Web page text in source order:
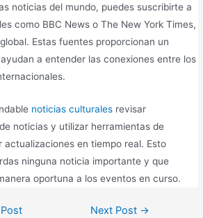
noticias del mundo, puedes suscribirte a
como BBC News o The New York Times,
Estas fuentes proporcionan un
a entender las conexiones entre los
noticias culturales revisar
noticias y utilizar herramientas de
en tiempo real. Esto
ninguna noticia importante y que
oportuna a los eventos en curso.
Next Post →